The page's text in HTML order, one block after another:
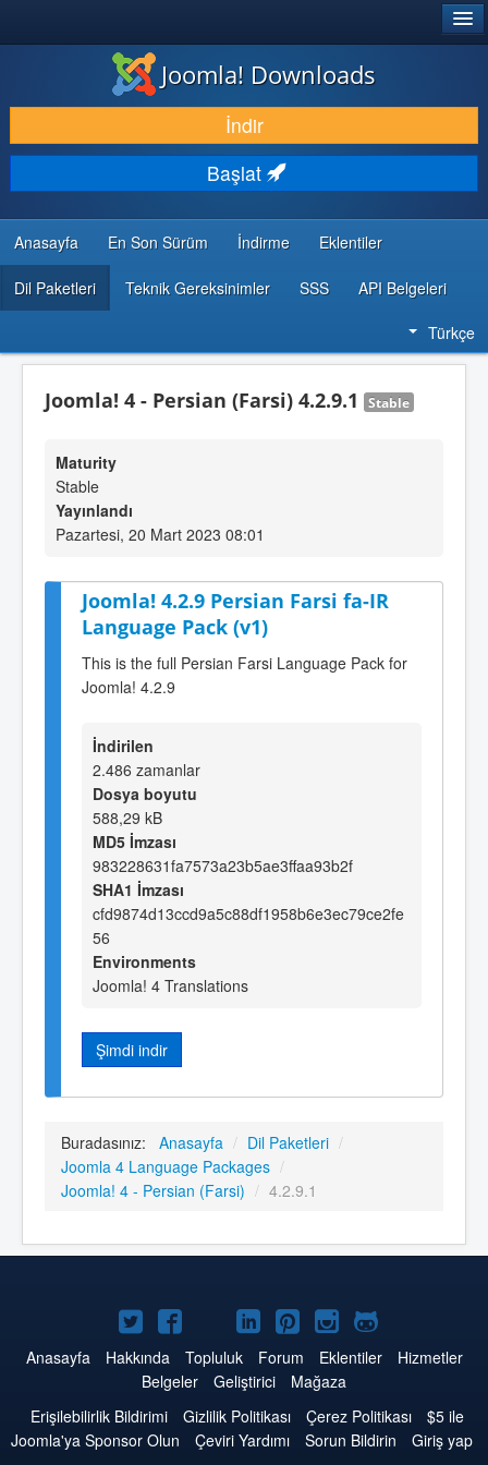
İNDIR & GENIŞLET
KEŞFET & ÖĞREN
TOPLULUK & DESTEK
GELIŞTIRICI KAYNAKLARI
Joomla! Downloads
İndir
Başlat
Anasayfa En Son Sürüm İndirme Eklentiler
Dil Paketleri Teknik Gereksinimler SSS API Belgeleri
Türkçe
Joomla! 4 - Persian (Farsi) 4.2.9.1 Stable
Maturity
Stable
Yayınlandı
Pazartesi, 20 Mart 2023 08:01
Joomla! 4.2.9 Persian Farsi fa-IR
Language Pack (v1)
This is the full Persian Farsi Language Pack for
Joomla! 4.2.9
İndirilen
2.486 zamanlar
Dosya boyutu
588,29 kB
MD5 İmzası
983228631fa7573a23b5ae3ffaa93b2f
SHA1 İmzası
cfd9874d13ccd9a5c88df1958b6e3ec79ce2fe
56
Environments
Joomla! 4 Translations
Şimdi indir
Buradasınız: Anasayfa / Dil Paketleri /
Joomla 4 Language Packages /
Joomla! 4 - Persian (Farsi) / 4.2.9.1
Twitter'da
Joomla
Facebook'da
Joomla
YouTube'da
Joomla
LinkedIn'de
Joomla
Pinterest'de
Joomla
Instagram'da
Joomla
GitHub'da
Joomla
Anasayfa Hakkında Topluluk Forum Eklentiler
Hizmetler
Belgeler
Geliştirici
Mağaza
Erişilebilirlik Bildirimi
Gizlilik Politikası Çerez Politikası
$5 ile
Joomla'ya Sponsor Olun
Çeviri Yardımı Sorun Bildirin
Giriş yap